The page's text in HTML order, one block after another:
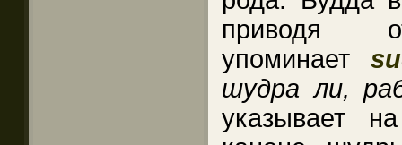
приводя
упоминает
шудра ли,
указывает